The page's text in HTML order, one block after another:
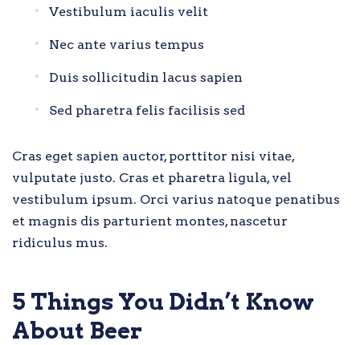
Vestibulum iaculis velit
Nec ante varius tempus
Duis sollicitudin lacus sapien
Sed pharetra felis facilisis sed
Cras eget sapien auctor, porttitor nisi vitae,
vulputate justo. Cras et pharetra ligula, vel
vestibulum ipsum. Orci varius natoque penatibus
et magnis dis parturient montes, nascetur
ridiculus mus.
5 Things You Didn’t Know
About Beer